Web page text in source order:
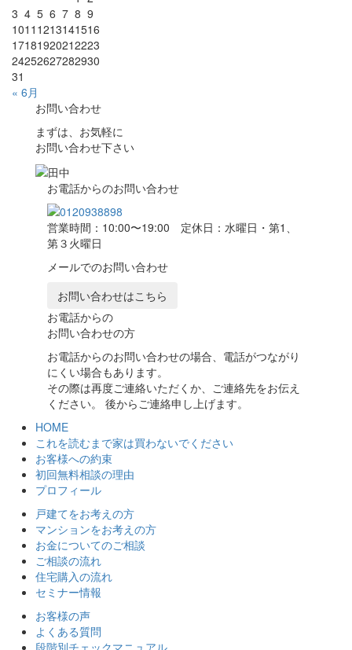
« 6月
3 4 5 6 7 8 9
1011 1213141516
17181920212223
24252627282930
31
お問い合わせ
まずは、お気軽に
お問い合わせ下さい
お電話からのお問い合わせ
営業時間：10:00〜19:00 定休日：水曜日・第1、
第３火曜日
メールでのお問い合わせ
お問い合わせはこちら
お電話からの
お問い合わせの方
お電話からのお問い合わせの場合、電話がつながり
にくい場合もあります。
その際は再度ご連絡いただくか、ご連絡先をお伝え
ください。 後からご連絡申し上げます。
HOME
これを読むまで家は買わないでください
お客様への約束
初回無料相談の理由
プロフィール
戸建てをお考えの方
マンションをお考えの方
お金についてのご相談
ご相談の流れ
住宅購入の流れ
セミナー情報
お客様の声
よくある質問
段階別チェックマニュアル